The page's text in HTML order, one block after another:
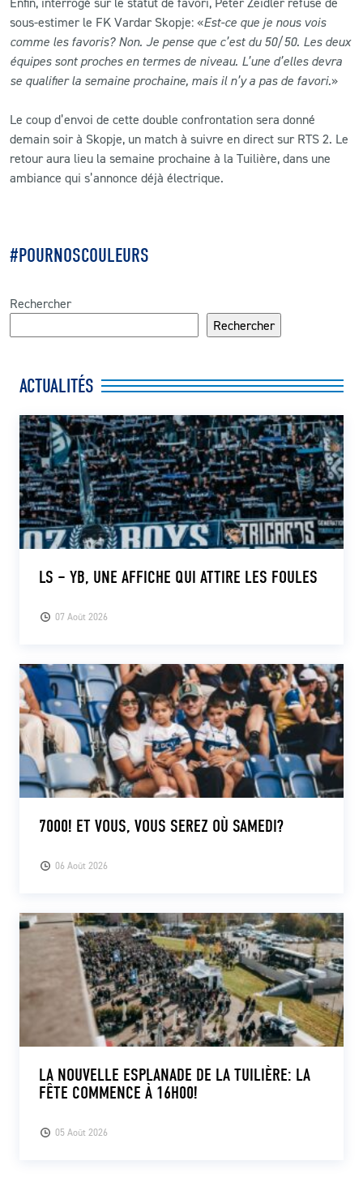
sous-estimer le FK Vardar Skopje: «Est-ce que je nous vois
comme les favoris? Non. Je pense que c’est du 50/50. Les deux
équipes sont proches en termes de niveau. L’une d’elles devra
se qualifier la semaine prochaine, mais il n’y a pas de favori.»
Le coup d’envoi de cette double confrontation sera donné
demain soir à Skopje, un match à suivre en direct sur RTS 2. Le
retour aura lieu la semaine prochaine à la Tuilière, dans une
ambiance qui s’annonce déjà électrique.
#POURNOSCOULEURS
Rechercher
Rechercher
ACTUALITÉS
07 Août 2026
LS – YB, UNE AFFICHE QUI ATTIRE LES FOULES
06 Août 2026
7000! ET VOUS, VOUS SEREZ OÙ SAMEDI?
05 Août 2026
LA NOUVELLE ESPLANADE DE LA TUILIÈRE: LA
FÊTE COMMENCE À 16H00!